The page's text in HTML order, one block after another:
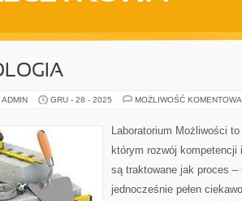
GRU - 28 - 2025 MOŻLIWOŚĆ
Laboratorium Możliwości
którym rozwój
są traktowane jak proces
jednocześnie pełen